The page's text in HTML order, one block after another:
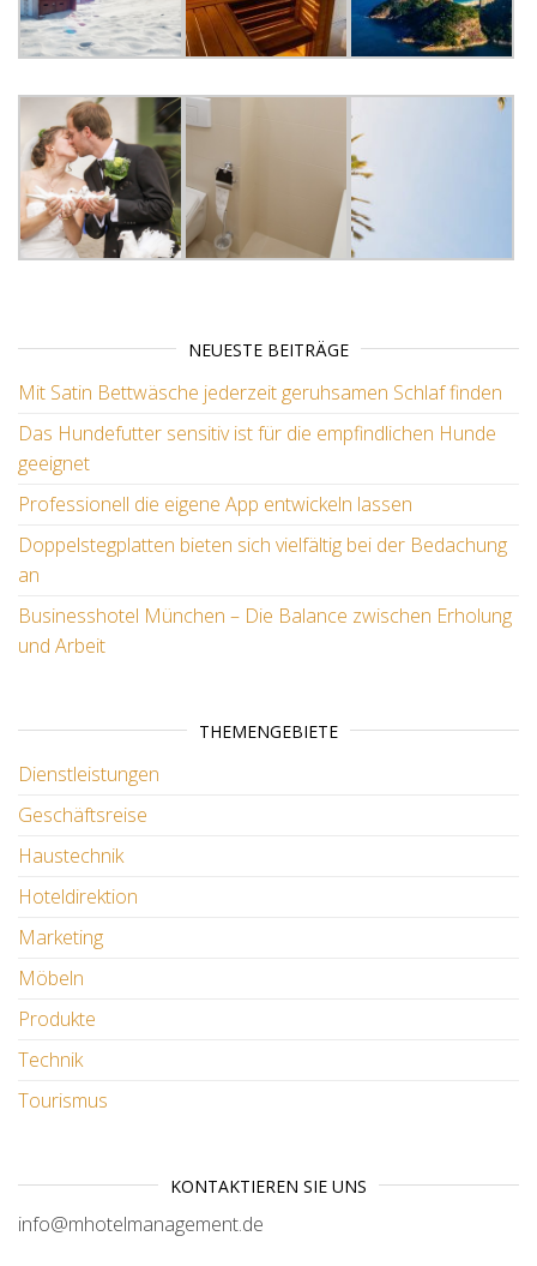
NEUESTE BEITRÄGE
Mit Satin Bettwäsche jederzeit geruhsamen Schlaf finden
Das Hundefutter sensitiv ist für die empfindlichen Hunde
geeignet
Professionell die eigene App entwickeln lassen
Doppelstegplatten bieten sich vielfältig bei der Bedachung
an
Businesshotel München – Die Balance zwischen Erholung
und Arbeit
THEMENGEBIETE
Dienstleistungen
Geschäftsreise
Haustechnik
Hoteldirektion
Marketing
Möbeln
Produkte
Technik
Tourismus
KONTAKTIEREN SIE UNS
info@mhotelmanagement.de